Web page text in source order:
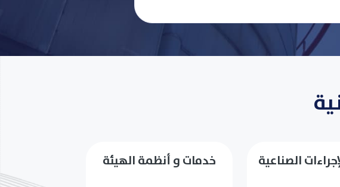
خدمات و أنظمة الهيئة الصناعية